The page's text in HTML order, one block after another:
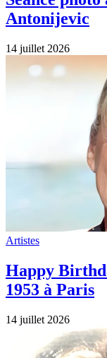
14 juillet 2026
Une pensée
juillet 1970 et
13 juillet 2026